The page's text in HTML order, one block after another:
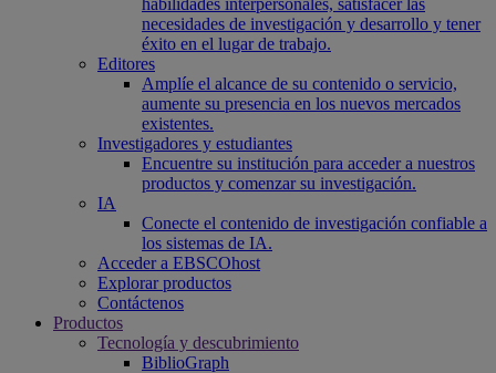
habilidades interpersonales, satisfacer las
necesidades de investigación y desarrollo y tener
éxito en el lugar de trabajo.
Editores
Amplíe el alcance de su contenido o servicio,
aumente su presencia en los nuevos mercados
existentes.
Investigadores y estudiantes
Encuentre su institución para acceder a nuestros
productos y comenzar su investigación.
IA
Conecte el contenido de investigación confiable a
los sistemas de IA.
Acceder a EBSCOhost
Explorar productos
Contáctenos
Productos
Tecnología y descubrimiento
BiblioGraph